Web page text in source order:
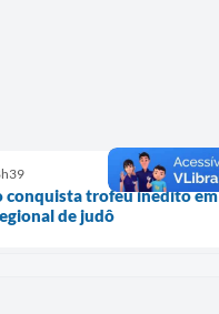
conquista troféu inédito em
de judô